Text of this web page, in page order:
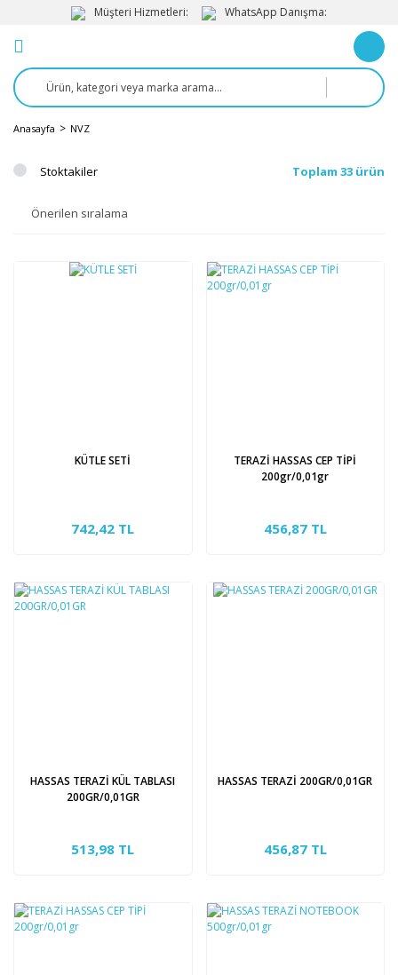
Müşteri Hizmetleri: WhatsApp Danışma:
Anasayfa NVZ
Stoktakiler Toplam 33 ürün
KÜTLE SETİ
742,42 TL
TERAZİ HASSAS CEP TİPİ
200gr/0,01gr
456,87 TL
HASSAS TERAZİ KÜL TABLASI
200GR/0,01GR
513,98 TL
HASSAS TERAZİ 200GR/0,01GR
456,87 TL